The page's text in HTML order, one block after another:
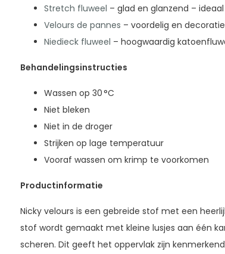
Stretch fluweel – glad en glanzend –
Velours de pannes – voordelig en
Niedieck fluweel – hoogwaardig
Behandelingsinstructies
Wassen op 30 °C
Niet bleken
Niet in de droger
Strijken op lage temperatuur
Vooraf wassen om krimp te voorkomen
Productinformatie
Nicky velours is een gebreide stof met een
stof wordt gemaakt met kleine lusjes aan één
scheren. Dit geeft het oppervlak zijn